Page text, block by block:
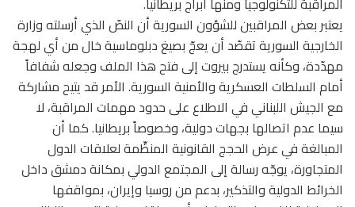
يعتبر بعض المراقبين للشؤون السورية أن النصّ الذي أرسلته وزارة
الخارجية السورية تقصّد أن يعجّ بصيغ دبلوماسية خال من أي لهجة
مهدّدة، وكأنه يستدرج بيروت إلى فتح هذا الملف وجعله شفافاً
أمام السلطات العسكرية والأمنية السورية. الأمر قد يتيح مشاركة
مع الجيش اللبناني في الاطلاع على حدود مهمات المراقبة، لا
سيما عدم اتصالها بجهات دولية، وخصوصاً بريطانيا. كما أن
المبالغة في عرض الحجج القانونية المنظِّمة لعلاقات الدول
المتجاورة، يوجّه رسالة إلى المجتمع الدولي بمكانة دمشق داخل
الخرائط الدولية والتذكير، بدعم من روسيا وإيران، بمواقفها